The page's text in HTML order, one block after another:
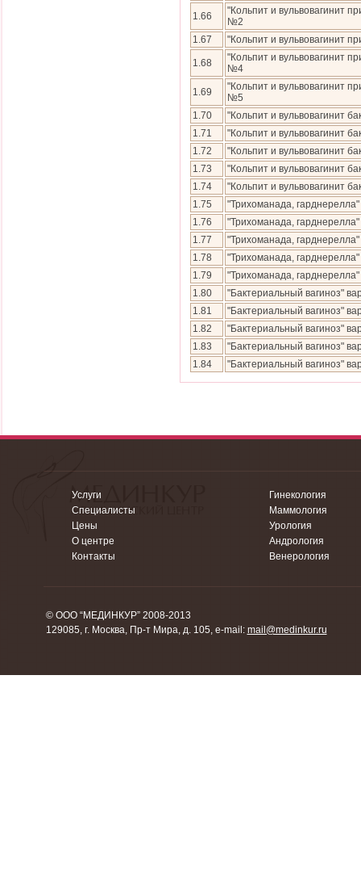
1.66
"Кольпит и вульвовагинит
№2
1.67
"Кольпит и вульвовагинит
1.68
"Кольпит и вульвовагинит
№4
1.69
"Кольпит и вульвовагинит
№5
1.70
"Кольпит и вульвовагинит
1.71
"Кольпит и вульвовагинит
1.72
"Кольпит и вульвовагинит
1.73
"Кольпит и вульвовагинит
1.74
"Кольпит и вульвовагинит
1.75
"Трихоманада,
1.76
"Трихоманада,
1.77
"Трихоманада,
1.78
"Трихоманада,
1.79
"Трихоманада,
1.80
"Бактериальный вагиноз"
1.81
"Бактериальный вагиноз"
1.82
"Бактериальный вагиноз"
1.83
"Бактериальный вагиноз"
1.84
"Бактериальный вагиноз"
Услуги
Специалисты
Цены
О центре
Контакты
Гинекология
Маммология
Урология
Андрология
Венерология
© ООО “МЕДИНКУР” 2008-2013
129085, г. Москва, Пр-т Мира, д. 105, e-mail: mail@medinkur.ru